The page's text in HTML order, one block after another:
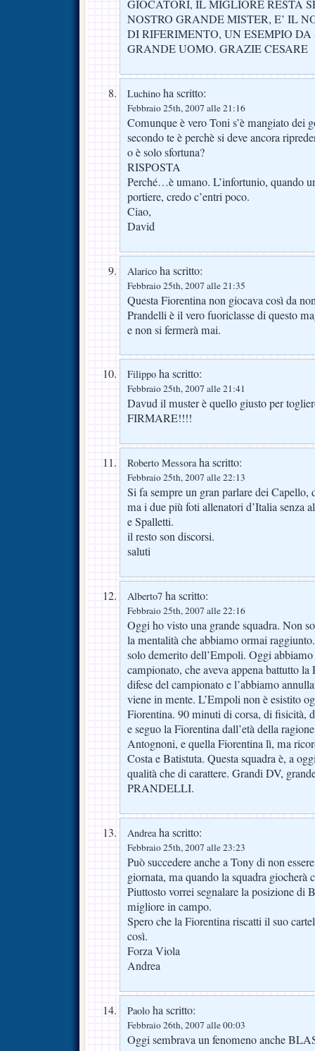
GIOCATORI, IL MIGLIORE RESTA
NOSTRO GRANDE MISTER, E’ IL
DI RIFERIMENTO, UN ESEMPIO DA
GRANDE UOMO. GRAZIE CESARE
Luchino ha scritto:
Febbraio 25th, 2007 alle 21:16
Comunque è vero Toni s’è mangiato dei
secondo te è perchè si deve ancora
o è solo sfortuna?
RISPOSTA
Perché…è umano. L’infortunio, quando
portiere, credo c’entri poco.
Ciao,
David
Alarico ha scritto:
Febbraio 25th, 2007 alle 21:35
Questa Fiorentina non giocava così da
Prandelli è il vero fuoriclasse di questo
e non si fermerà mai.
Filippo ha scritto:
Febbraio 25th, 2007 alle 21:41
Davud il muster è quello giusto per
FIRMARE!!!!
Roberto Messoraha scritto:
Febbraio 25th, 2007 alle 22:13
Si fa sempre un gran parlare dei
ma i due più foti allenatori d’Italia senza
e Spalletti.
il resto son discorsi.
saluti
Alberto7 ha scritto:
Febbraio 25th, 2007 alle 22:16
Oggi ho visto una grande squadra. Non
la mentalità che abbiamo ormai
solo demerito dell’Empoli. Oggi abbiamo
campionato, che aveva appena battutto
difese del campionato e l’abbiamo
viene in mente. L’Empoli non è esistito
Fiorentina. 90 minuti di corsa, di fisicità,
e seguo la Fiorentina dall’età della
Antognoni, e quella Fiorentina lì, ma
Costa e Batistuta. Questa squadra è, a
qualità che di carattere. Grandi DV,
PRANDELLI.
Andreaha scritto:
Febbraio 25th, 2007 alle 23:23
Può succedere anche a Tony di non
giornata, ma quando la squadra giocherà
Piuttosto vorrei segnalare la posizione di
migliore in campo.
Spero che la Fiorentina riscatti il suo
così.
Forza Viola
Andrea
Paolo ha scritto:
Febbraio 26th, 2007 alle 00:03
Oggi sembrava un fenomeno anche